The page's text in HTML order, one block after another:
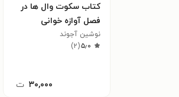
کتاب سکوت وال ها در
فصل آوازه خوانی
نوشین آجوند
۵٫۰(۲)
۳۰,۰۰۰ ت